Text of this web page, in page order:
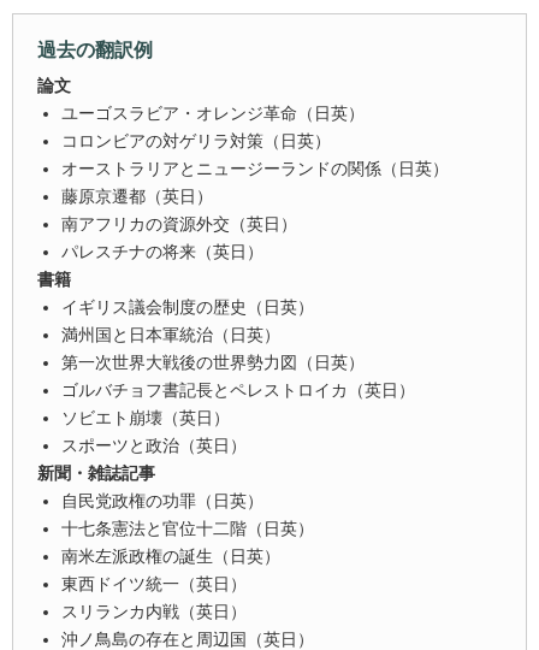
過去の翻訳例
論文
ユーゴスラビア・オレンジ革命（日英）
コロンビアの対ゲリラ対策（日英）
オーストラリアとニュージーランドの関係（日英）
藤原京遷都（英日）
南アフリカの資源外交（英日）
パレスチナの将来（英日）
書籍
イギリス議会制度の歴史（日英）
満州国と日本軍統治（日英）
第一次世界大戦後の世界勢力図（日英）
ゴルバチョフ書記長とペレストロイカ（英日）
ソビエト崩壊（英日）
スポーツと政治（英日）
新聞・雑誌記事
自民党政権の功罪（日英）
十七条憲法と官位十二階（日英）
南米左派政権の誕生（日英）
東西ドイツ統一（英日）
スリランカ内戦（英日）
沖ノ鳥島の存在と周辺国（英日）